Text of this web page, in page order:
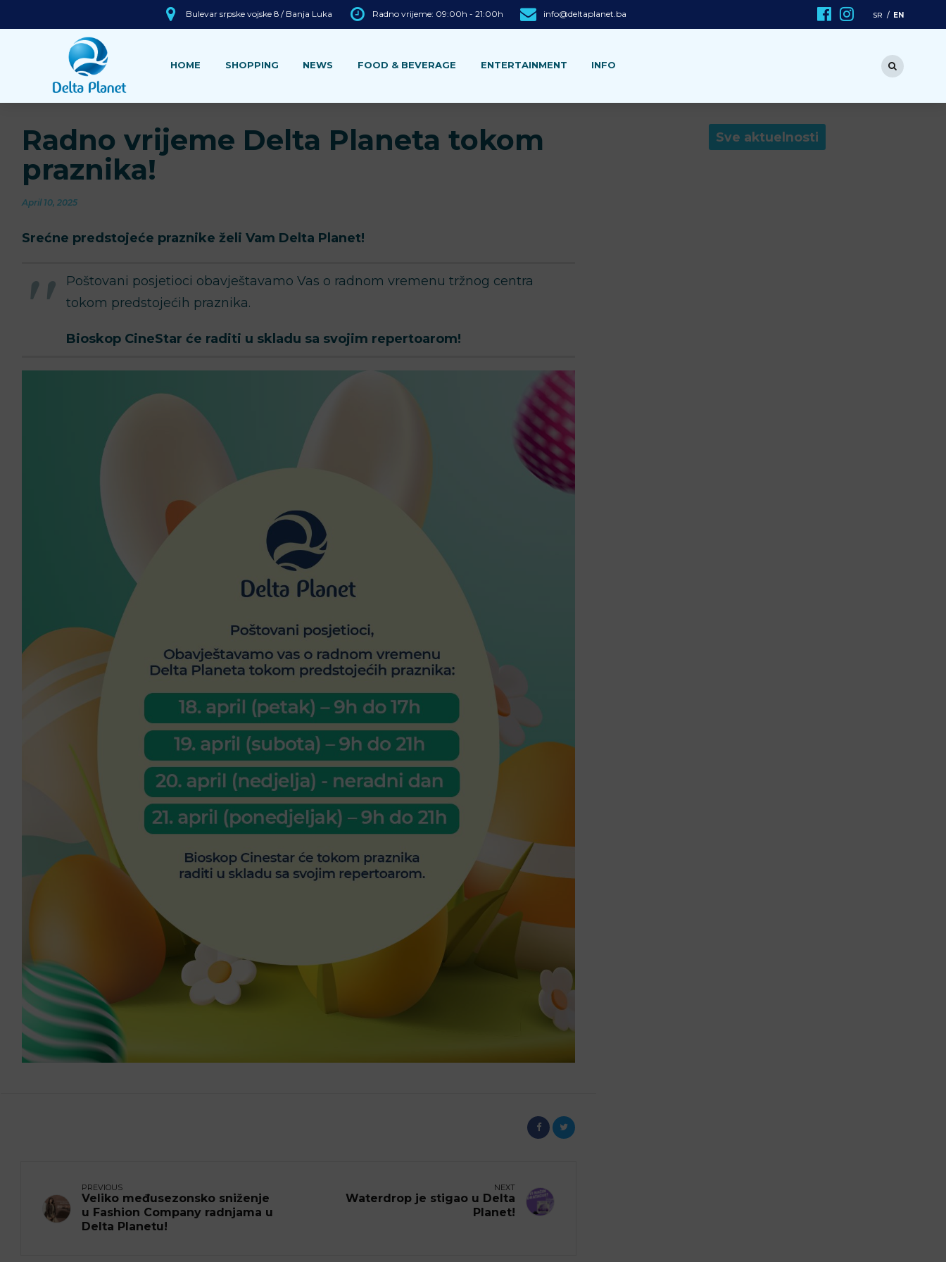
Bulevar srpske vojske 8 / Banja Luka Radno vrijeme: 09:00h - 21:00h info@deltaplanet.ba SR EN
HOME SHOPPING NEWS FOOD & BEVERAGE ENTERTAINMENT INFO
Radno vrijeme Delta Planeta tokom
praznika!
April 10, 2025
Srećne predstojeće praznike želi Vam Delta Planet!
Poštovani posjetioci obavještavamo Vas o radnom vremenu tržnog centra
tokom predstojećih praznika.
Bioskop CineStar će raditi u skladu sa svojim repertoarom!
PREVIOUS
Veliko međusezonsko sniženje
u Fashion Company radnjama u
Delta Planetu!
NEXT
Waterdrop je stigao u Delta
Planet!
Sve aktuelnosti